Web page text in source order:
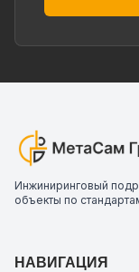
Инжиниринговый
объекты по
НАВИГАЦИЯ